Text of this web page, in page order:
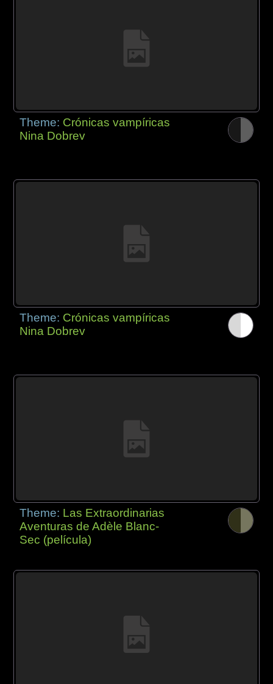
Theme: Crónicas vampíricas
Nina Dobrev
Theme: Crónicas vampíricas
Nina Dobrev
Theme: Las Extraordinarias
Aventuras de Adèle Blanc-
Sec (película)